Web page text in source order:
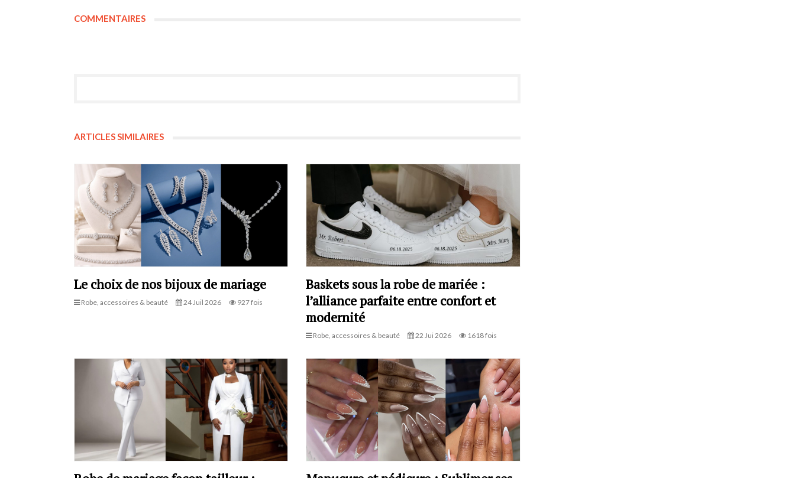
COMMENTAIRES
ARTICLES SIMILAIRES
Le choix de nos bijoux de mariage
Robe, accessoires & beauté 24 Juil 2026 927 fois
Baskets sous la robe de mariée :
l’alliance parfaite entre confort et
modernité
Robe, accessoires & beauté 22 Jui 2026 1618 fois